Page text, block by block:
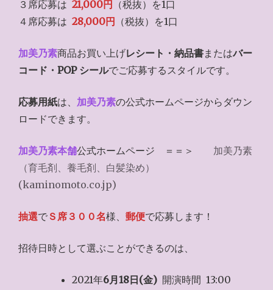
３席応募は 21,000円
（税抜）を1口
４席応募は 28,000円 （税抜）を1口
加美乃素商品お買い上げレシート・納品書またはバー
コード・POP シールでご応募するスタイルです。
応募用紙は、 加美乃素の公式ホームページからダウン
ロードできます。
加美乃素本舗公式ホームページ ＝＝＞ 加美乃素
（育毛剤、養毛剤、白髪染め）
(kaminomoto.co.jp)
抽選でＳ席３００名様、 郵便で応募します！
招待日時として選ぶことができるのは、
2021年6月18日(金) 開演時間 13:00